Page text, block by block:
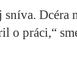
Dcéra
o práci,“